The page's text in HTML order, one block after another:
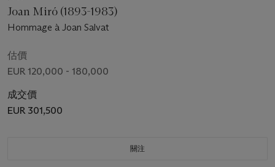
Joan Miró (1893-1983)
Hommage à Joan Salvat
估價
EUR 120,000 - 180,000
成交價
EUR 301,500
關注